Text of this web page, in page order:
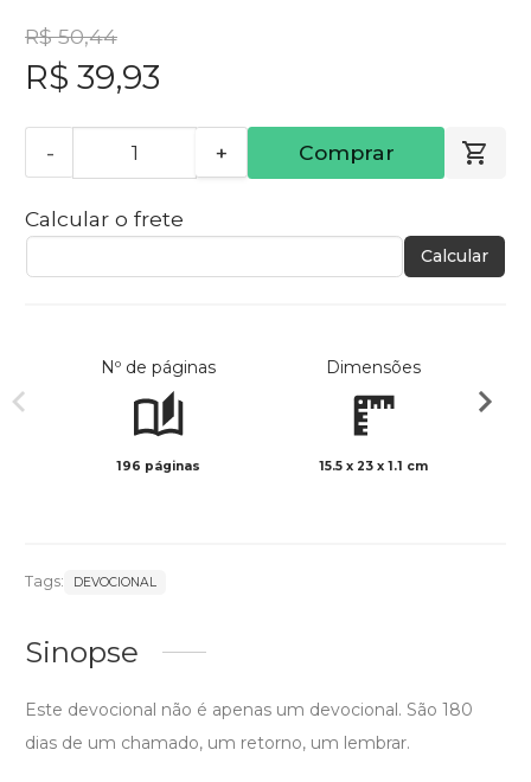
R$ 50,44
R$ 39,93
- + Comprar
Calcular o frete
Calcular
Nº de páginas
196 páginas
Dimensões
15.5 x 23 x 1.1 cm
Tags: DEVOCIONAL
Sinopse
Este devocional não é apenas um devocional. São 180
dias de um chamado, um retorno, um lembrar.